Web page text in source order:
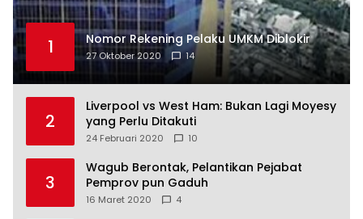
1 Nomor Rekening Pelaku UMKM Diblokir
27 Oktober 2020 14
2
Liverpool vs West Ham: Bukan Lagi Moyesy
yang Perlu Ditakuti
24 Februari 2020 10
3
Wagub Berontak, Pelantikan Pejabat
Pemprov pun Gaduh
16 Maret 2020 4